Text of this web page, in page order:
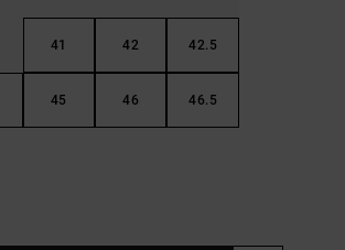
41 42 42.5
45 46 46.5